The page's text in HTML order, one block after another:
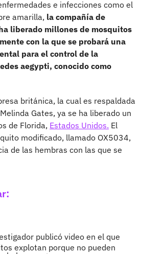
e infecciones como el
amarilla, la compañía de
liberado millones de mosquitos
con la que se probará una
para el control de la
aegypti, conocido como
británica, la cual es respaldada
Gates, ya se ha liberado un
de Florida, Estados Unidos. El
modificado, llamado OX5034,
de las hembras con las que se
publicó video en el que
explotan porque no pueden